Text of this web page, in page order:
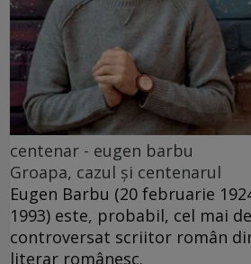
centenar - eugen barbu
Groapa, cazul și centenarul
Eugen Barbu (20 februarie
1993) este, probabil, cel mai
controversat scriitor român
literar românesc.